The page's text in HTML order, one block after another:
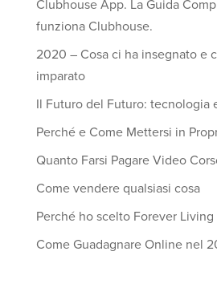
Clubhouse App. La Guida
funziona Clubhouse.
2020 – Cosa ci ha insegnato e
imparato
Il Futuro del Futuro: tecnologia
Perché e Come Mettersi in
Quanto Farsi Pagare Video
Come vendere qualsiasi cosa
Perché ho scelto Forever Living
Come Guadagnare Online nel